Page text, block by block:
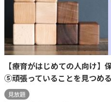
【療育がはじめての人向け
⑤頑張っていることを見つめる
見放題